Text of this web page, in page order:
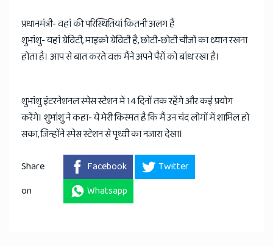
प्रधानमंत्री- वहां की परिस्थितियां कितनी अलग हैं
शुभांशु- यहां ग्रेविटी, माइक्रो ग्रेविटी है, छोटी-छोटी चीजों का ध्यान रखना
होता है। आप से बात करते वक्त मैंने अपने पैरों को बांध रखा है।
शुभांशु इंटरनेशनल स्पेस स्टेशन में 14 दिनों तक रहेंगे और कई प्रयोग
करेंगे। शुभांशु ने कहा- ये मेरी किस्मत है कि मैं उन चंद लोगों में शामिल हो
सका, जिन्होंने स्पेस स्टेशन से पृथ्वी का नजारा देखा।
Share
on
Facebook
Twitter
Whatsapp